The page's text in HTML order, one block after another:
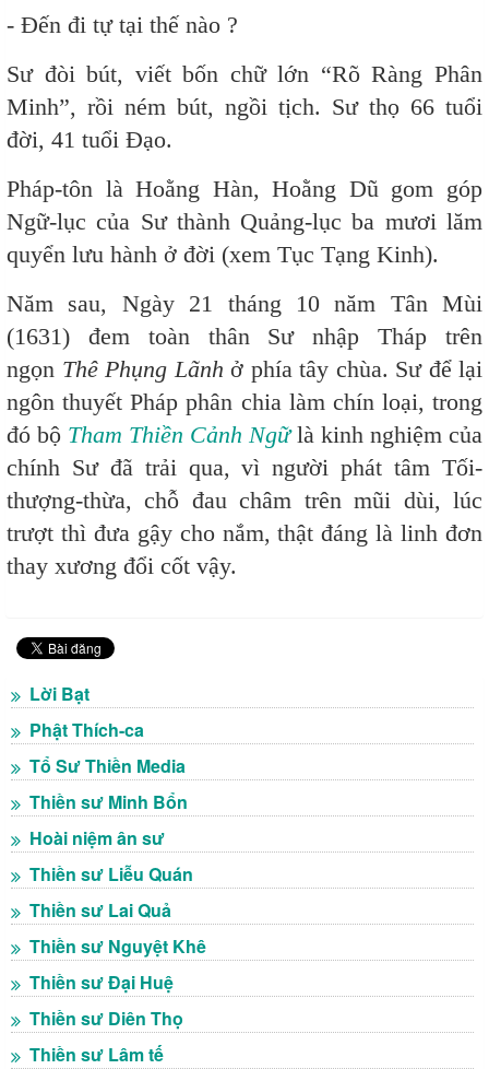
- Đến đi tự tại thế nào ?
Sư đòi bút, viết bốn chữ lớn “Rõ Ràng Phân
Minh”, rồi ném bút, ngồi tịch. Sư thọ 66 tuổi
đời, 41 tuổi Đạo.
Pháp-tôn là Hoằng Hàn, Hoằng Dũ gom góp
Ngữ-lục của Sư thành Quảng-lục ba mươi lăm
quyển lưu hành ở đời (xem Tục Tạng Kinh).
Năm sau, Ngày 21 tháng 10 năm Tân Mùi
(1631) đem toàn thân Sư nhập Tháp trên
ngọn Thê Phụng Lãnh ở phía tây chùa. Sư để lại
ngôn thuyết Pháp phân chia làm chín loại, trong
đó bộ Tham Thiền Cảnh Ngữlà kinh nghiệm của
chính Sư đã trải qua, vì người phát tâm Tối-
thượng-thừa, chỗ đau châm trên mũi dùi, lúc
trượt thì đưa gậy cho nắm, thật đáng là linh đơn
thay xương đổi cốt vậy.
Lời Bạt
Phật Thích-ca
Tổ Sư Thiền Media
Thiền sư Minh Bổn
Hoài niệm ân sư
Thiền sư Liễu Quán
Thiền sư Lai Quả
Thiền sư Nguyệt Khê
Thiền sư Đại Huệ
Thiền sư Diên Thọ
Thiền sư Lâm tế